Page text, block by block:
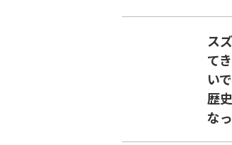
ス
て
い
歴
な